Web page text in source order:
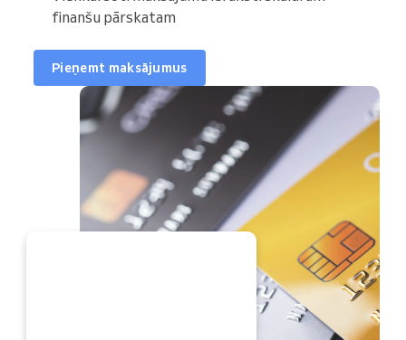
finanšu pārskatam
Pieņemt maksājumus